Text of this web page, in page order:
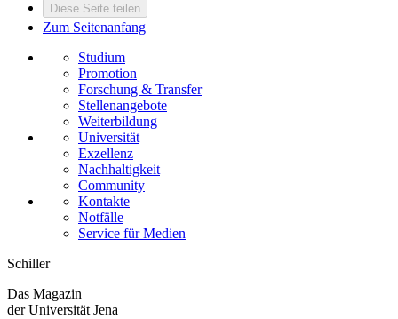
Diese Seite teilen
Zum Seitenanfang
Studium
Promotion
Forschung & Transfer
Stellenangebote
Weiterbildung
Universität
Exzellenz
Nachhaltigkeit
Community
Kontakte
Notfälle
Service für Medien
Schiller
Das Magazin
der Universität Jena